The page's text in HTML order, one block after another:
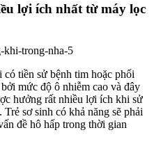
lợi ích nhất từ máy lọc
tiền sử bệnh tim hoặc phổi
mức độ ô nhiễm cao và đây
hưởng rất nhiều lợi ích khi sử
sơ sinh có khả năng sẽ phải
đề hô hấp trong thời gian